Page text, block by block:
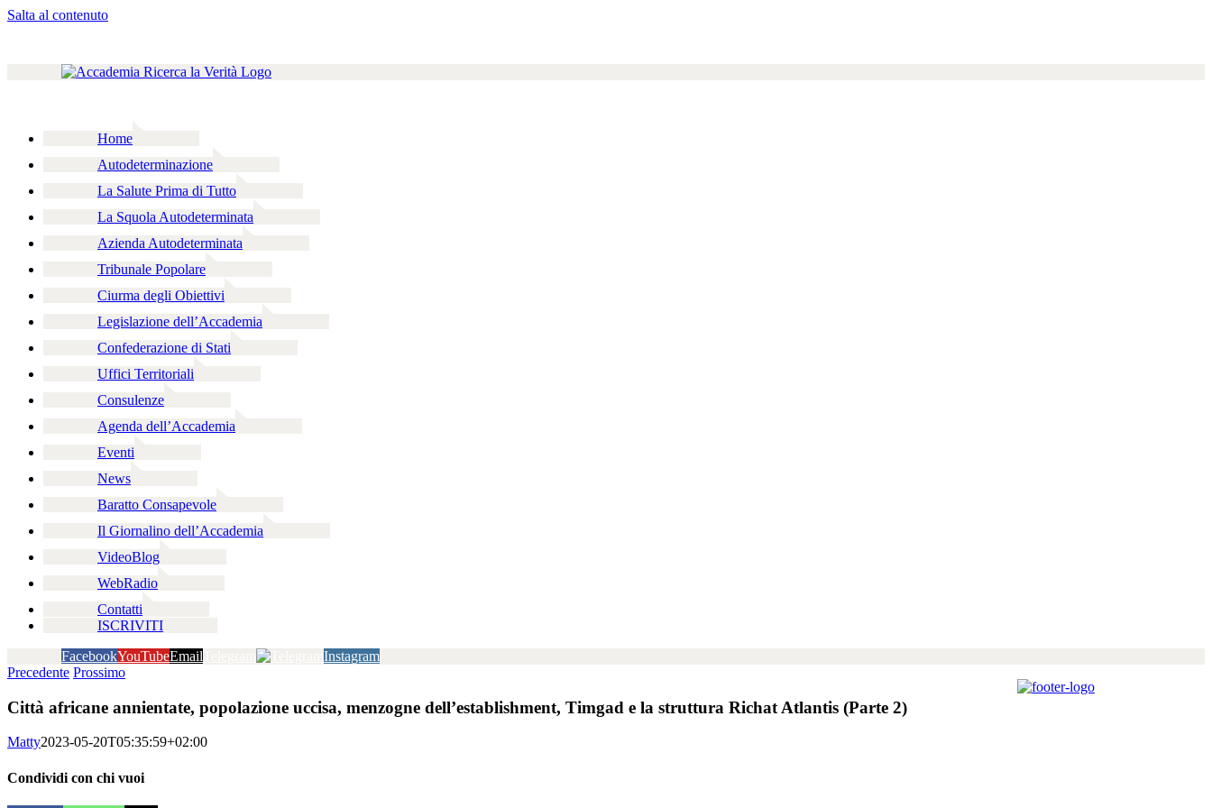
Salta al contenuto
Home
Autodeterminazione
La Salute Prima di Tutto
La Squola Autodeterminata
Azienda Autodeterminata
Tribunale Popolare
Ciurma degli Obiettivi
Legislazione dell’Accademia
Confederazione di Stati
Uffici Territoriali
Consulenze
Agenda dell’Accademia
Eventi
News
Baratto Consapevole
Il Giornalino dell’Accademia
VideoBlog
WebRadio
Contatti
ISCRIVITI
FacebookYouTubeEmail
Instagram
Precedente Prossimo
Città africane annientate, popolazione uccisa, menzogne dell’establishment, Timgad e la struttura Richat Atlantis (Parte 2)
Matty2023-05-20T05:35:59+02:00
Condividi con chi vuoi